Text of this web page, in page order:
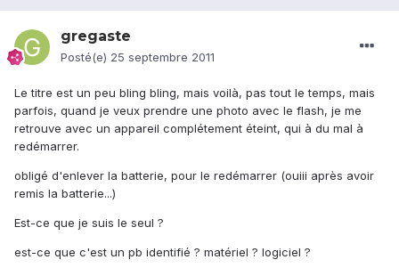
gregaste
Posté(e) 25 septembre 2011
Le titre est un peu bling bling, mais voilà, pas tout le temps, mais
parfois, quand je veux prendre une photo avec le flash, je me
retrouve avec un appareil complétement éteint, qui à du mal à
redémarrer.
obligé d'enlever la batterie, pour le redémarrer (ouiii après avoir
remis la batterie...)
Est-ce que je suis le seul ?
est-ce que c'est un pb identifié ? matériel ? logiciel ?